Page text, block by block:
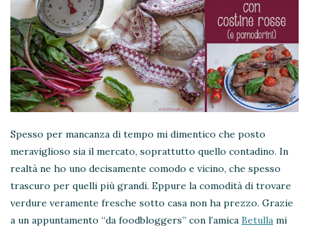
Spesso per mancanza di tempo mi dimentico che posto
meraviglioso sia il mercato, soprattutto quello contadino. In
realtà ne ho uno decisamente comodo e vicino, che spesso
trascuro per quelli più grandi. Eppure la comodità di trovare
verdure veramente fresche sotto casa non ha prezzo. Grazie
a un appuntamento “da foodbloggers” con l’amica Betulla mi